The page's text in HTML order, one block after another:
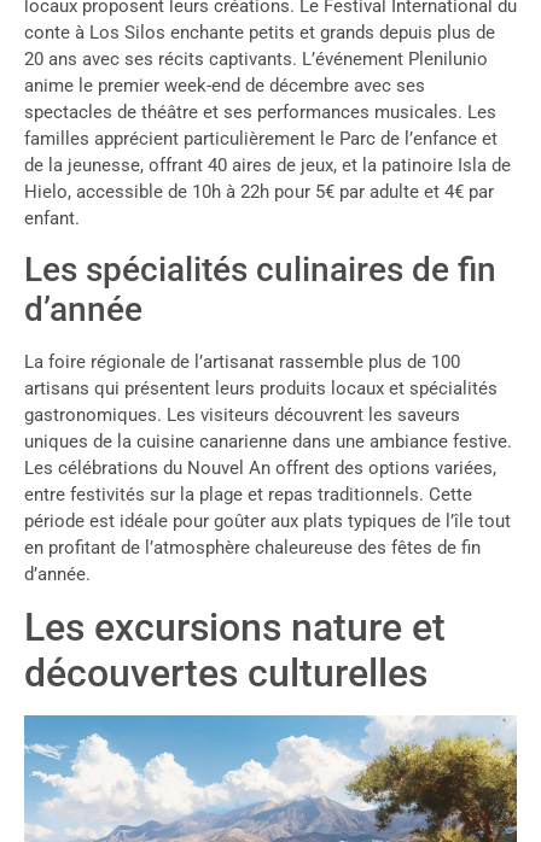
locaux proposent leurs créations. Le Festival International du
conte à Los Silos enchante petits et grands depuis plus de
20 ans avec ses récits captivants. L’événement Plenilunio
anime le premier week-end de décembre avec ses
spectacles de théâtre et ses performances musicales. Les
familles apprécient particulièrement le Parc de l’enfance et
de la jeunesse, offrant 40 aires de jeux, et la patinoire Isla de
Hielo, accessible de 10h à 22h pour 5€ par adulte et 4€ par
enfant.
Les spécialités culinaires de fin
d’année
La foire régionale de l’artisanat rassemble plus de 100
artisans qui présentent leurs produits locaux et spécialités
gastronomiques. Les visiteurs découvrent les saveurs
uniques de la cuisine canarienne dans une ambiance festive.
Les célébrations du Nouvel An offrent des options variées,
entre festivités sur la plage et repas traditionnels. Cette
période est idéale pour goûter aux plats typiques de l’île tout
en profitant de l’atmosphère chaleureuse des fêtes de fin
d’année.
Les excursions nature et
découvertes culturelles